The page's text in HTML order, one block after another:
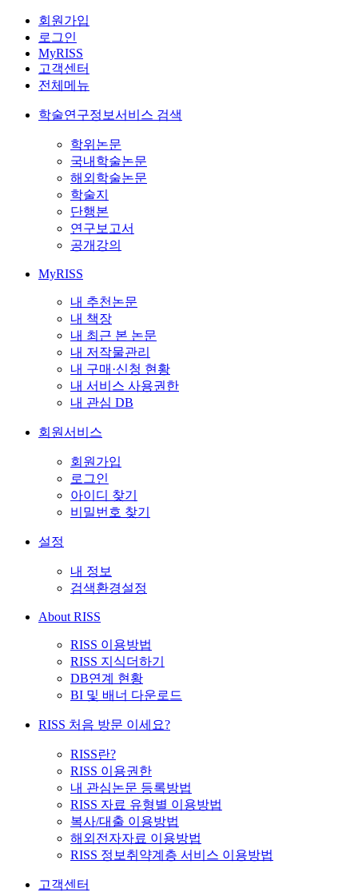
회원가입
로그인
MyRISS
고객센터
전체메뉴
학술연구정보서비스 검색
학위논문
국내학술논문
해외학술논문
학술지
단행본
연구보고서
공개강의
MyRISS
내 추천논문
내 책장
내 최근 본 논문
내 저작물관리
내 구매·신청 현황
내 서비스 사용권한
내 관심 DB
회원서비스
회원가입
로그인
아이디 찾기
비밀번호 찾기
설정
내 정보
검색환경설정
About RISS
RISS 이용방법
RISS 지식더하기
DB연계 현황
BI 및 배너 다운로드
RISS 처음 방문 이세요?
RISS란?
RISS 이용권한
내 관심논문 등록방법
RISS 자료 유형별 이용방법
복사/대출 이용방법
해외전자자료 이용방법
RISS 정보취약계층 서비스 이용방법
고객센터